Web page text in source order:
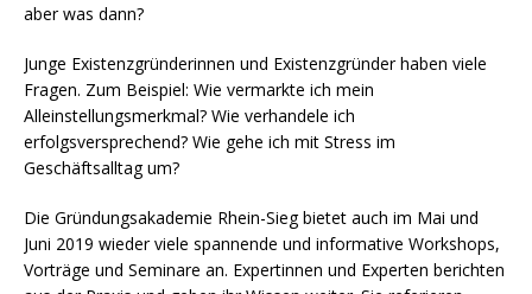
aber was dann?
Junge Existenzgründerinnen und Existenzgründer haben viele
Fragen. Zum Beispiel: Wie vermarkte ich mein
Alleinstellungsmerkmal? Wie verhandele ich
erfolgsversprechend? Wie gehe ich mit Stress im
Geschäftsalltag um?
Die Gründungsakademie Rhein-Sieg bietet auch im Mai und
Juni 2019 wieder viele spannende und informative Workshops,
Vorträge und Seminare an. Expertinnen und Experten berichten